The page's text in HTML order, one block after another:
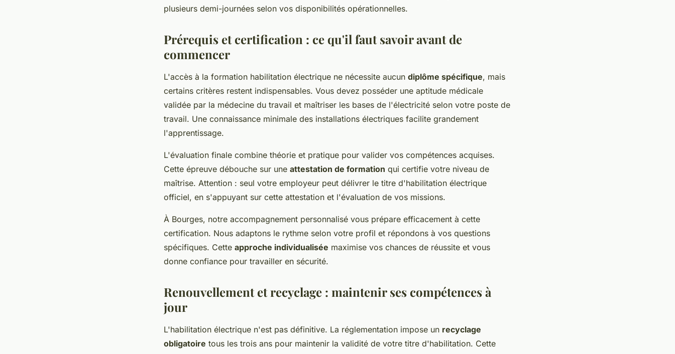
plusieurs demi-journées selon vos disponibilités opérationnelles.
Prérequis et certification : ce qu'il faut savoir avant de
commencer
L'accès à la formation habilitation électrique ne nécessite aucun diplôme spécifique, mais
certains critères restent indispensables. Vous devez posséder une aptitude médicale
validée par la médecine du travail et maîtriser les bases de l'électricité selon votre poste de
travail. Une connaissance minimale des installations électriques facilite grandement
l'apprentissage.
L'évaluation finale combine théorie et pratique pour valider vos compétences acquises.
Cette épreuve débouche sur une attestation de formation qui certifie votre niveau de
maîtrise. Attention : seul votre employeur peut délivrer le titre d'habilitation électrique
officiel, en s'appuyant sur cette attestation et l'évaluation de vos missions.
À Bourges, notre accompagnement personnalisé vous prépare efficacement à cette
certification. Nous adaptons le rythme selon votre profil et répondons à vos questions
spécifiques. Cette approche individualisée maximise vos chances de réussite et vous
donne confiance pour travailler en sécurité.
Renouvellement et recyclage : maintenir ses compétences à
jour
L'habilitation électrique n'est pas définitive. La réglementation impose un recyclage
obligatoire tous les trois ans pour maintenir la validité de votre titre d'habilitation. Cette